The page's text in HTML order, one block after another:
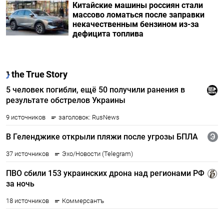
Китайские машины россиян стали
массово ломаться после заправки
некачественным бензином из-за
дефицита топлива